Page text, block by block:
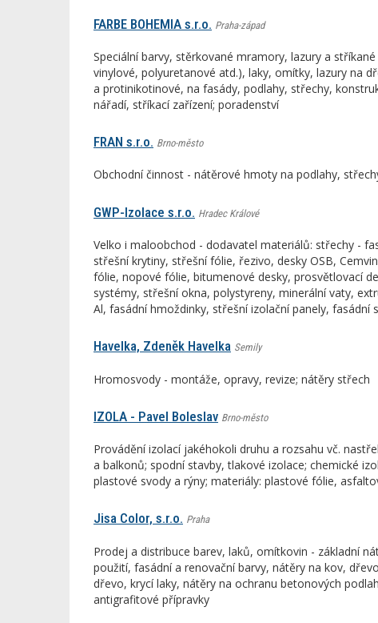
FARBE BOHEMIA s.r.o. Praha-západ
Speciální barvy, stěrkované mramory, lazury a
vinylové, polyuretanové atd.), laky, omítky, lazury na
a protinikotinové, na fasády, podlahy, střechy,
nářadí, stříkací zařízení; poradenství
FRAN s.r.o. Brno-město
Obchodní činnost - nátěrové hmoty na podlahy,
GWP-Izolace s.r.o. Hradec Králové
Velko i maloobchod - dodavatel materiálů: střechy -
střešní krytiny, střešní fólie, řezivo, desky OSB,
fólie, nopové fólie, bitumenové desky, prosvětlovací
systémy, střešní okna, polystyreny, minerální vaty,
Al, fasádní hmoždinky, střešní izolační panely, fasádní
Havelka, Zdeněk Havelka Semily
Hromosvody - montáže, opravy, revize; nátěry střech
IZOLA - Pavel Boleslav Brno-město
Provádění izolací jakéhokoli druhu a rozsahu vč.
a balkonů; spodní stavby, tlakové izolace; chemické
plastové svody a rýny; materiály: plastové fólie,
Jisa Color, s.r.o. Praha
Prodej a distribuce barev, laků, omítkovin - základní
použití, fasádní a renovační barvy, nátěry na kov,
dřevo, krycí laky, nátěry na ochranu betonových
antigrafitové přípravky